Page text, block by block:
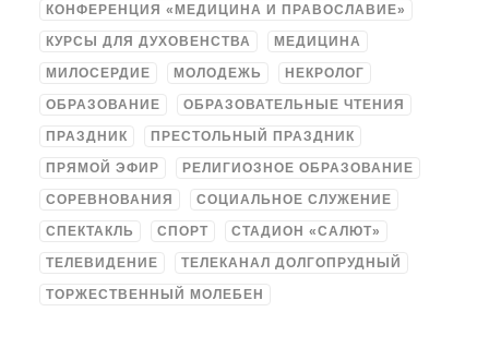
КОНФЕРЕНЦИЯ «МЕДИЦИНА И ПРАВОСЛАВИЕ»
КУРСЫ ДЛЯ ДУХОВЕНСТВА МЕДИЦИНА
МИЛОСЕРДИЕ МОЛОДЕЖЬ НЕКРОЛОГ
ОБРАЗОВАНИЕ ОБРАЗОВАТЕЛЬНЫЕ ЧТЕНИЯ
ПРАЗДНИК ПРЕСТОЛЬНЫЙ ПРАЗДНИК
ПРЯМОЙ ЭФИР РЕЛИГИОЗНОЕ ОБРАЗОВАНИЕ
СОРЕВНОВАНИЯ СОЦИАЛЬНОЕ СЛУЖЕНИЕ
СПЕКТАКЛЬ СПОРТ СТАДИОН «САЛЮТ»
ТЕЛЕВИДЕНИЕ ТЕЛЕКАНАЛ ДОЛГОПРУДНЫЙ
ТОРЖЕСТВЕННЫЙ МОЛЕБЕН